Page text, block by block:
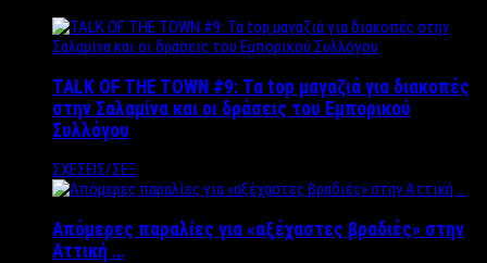
TALK OF THE TOWN #9: Τα top μαγαζιά για διακοπές
στην Σαλαμίνα και οι δράσεις του Εμπορικού
Συλλόγου
ΣΧΕΣΕΙΣ/ΣΕΞ
Απόμερες παραλίες για «αξέχαστες βραδιές» στην
Αττική …